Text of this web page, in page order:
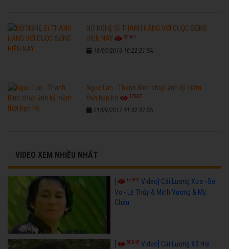
NỮ NGHỆ SĨ THANH HẰNG VỚI CUỘC SỐNG
HIỆN NAY
32581
18/05/2016 10:22:21 SA
Ngọc Lan - Thanh Bình chụp ảnh kỷ niệm
thời hẹn hò
17827
21/09/2017 11:02:37 SA
VIDEO XEM NHIỀU NHẤT
[ 67092 Video] Cải Lương Xưa - Bơ
Vơ - Lệ Thủy & Minh Vương & Mỹ
Châu
50845 Video] Cải Lương Xã Hội -